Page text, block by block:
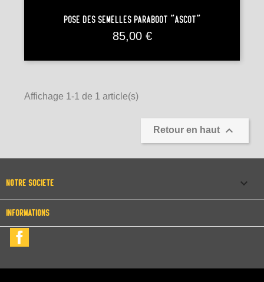
Pose Des Semelles Paraboot "Ascot"
Prix
85,00 €
Affichage 1-1 de 1 article(s)
Retour en haut 
NOTRE SOCIÉTÉ 
INFORMATIONS